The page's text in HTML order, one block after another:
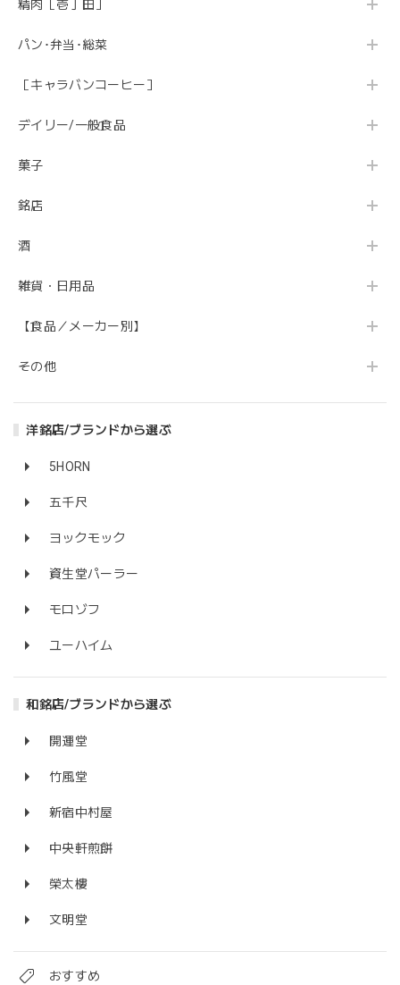
精肉［壱丁田］
パン･弁当･総菜
［キャラバンコーヒー］
デイリー/一般食品
菓子
銘店
酒
雑貨・日用品
【食品／メーカー別】
その他
洋銘店/ブランドから選ぶ
5HORN
五千尺
ヨックモック
資生堂パーラー
モロゾフ
ユーハイム
和銘店/ブランドから選ぶ
開運堂
竹風堂
新宿中村屋
中央軒煎餅
榮太樓
文明堂
おすすめ